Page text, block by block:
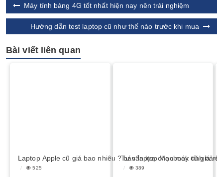
Máy tính bảng 4G tốt nhất hiện nay nên trải nghiệm
Hướng dẫn test laptop cũ như thế nào trước khi mua
Bài viết liên quan
Laptop Apple cũ giá bao nhiêu ? bán laptop Macbook cũ giá rẻ,
525
Tư vấn lựa chọn máy tính
389